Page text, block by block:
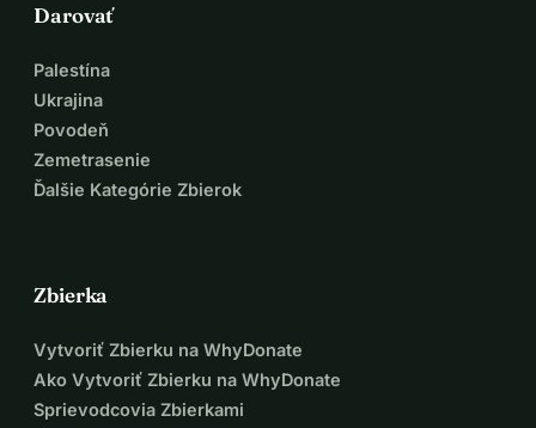
Darovať
Palestína
Ukrajina
Povodeň
Zemetrasenie
Ďalšie Kategórie Zbierok
Zbierka
Vytvoriť Zbierku na WhyDonate
Ako Vytvoriť Zbierku na WhyDonate
Sprievodcovia Zbierkami